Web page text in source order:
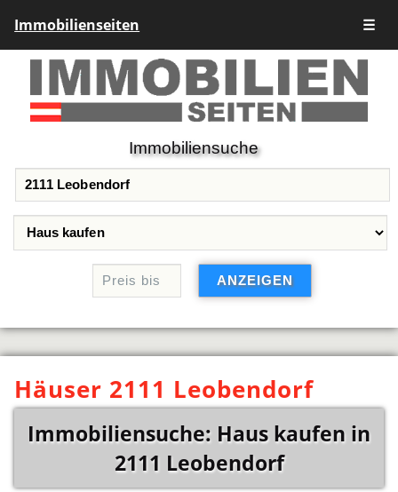
Immobilienseiten ☰
Immobiliensuche
Häuser 2111 Leobendorf
Immobiliensuche: Haus kaufen in
2111 Leobendorf